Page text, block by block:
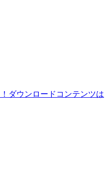
ダウンロードコンテンツは